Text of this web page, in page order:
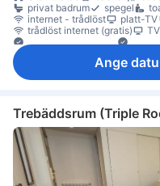
privat badrum
spegel
internet - trådlöst
platt-TV
trådlöst internet (gratis)
TV
eluttag nära sängen
daglig städning
värdeskåp på rummet
Ange
Trebäddsrum (Triple